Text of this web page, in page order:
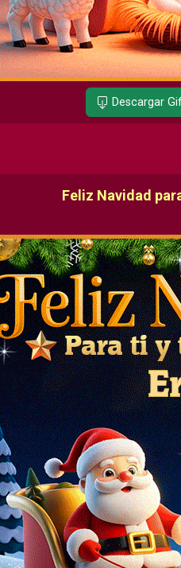
Descargar
Feliz Navidad